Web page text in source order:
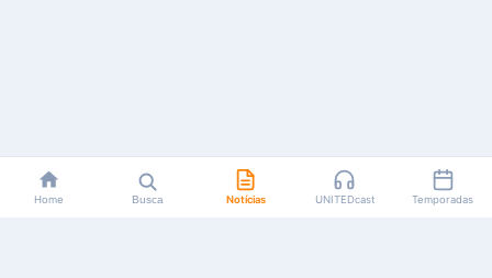
Home Busca Notícias UNITEDcast Temporadas